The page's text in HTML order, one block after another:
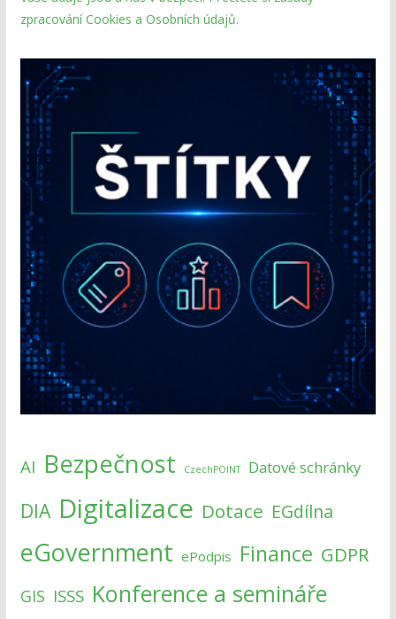
zpracování Cookies a Osobních údajů.
AI Bezpečnost CzechPOINT Datové schránky
DIA Digitalizace Dotace EGdílna
eGovernment ePodpis Finance GDPR
GIS ISSS Konference a semináře